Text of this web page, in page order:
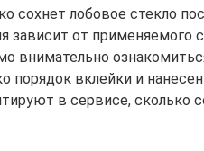
сохнет лобовое стекло
зависит от применяемого
внимательно
порядок вклейки и
в сервисе, сколько